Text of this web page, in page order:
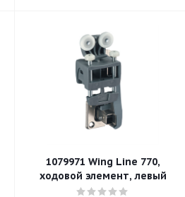
1079971 Wing Line 770,
ходовой элемент, левый